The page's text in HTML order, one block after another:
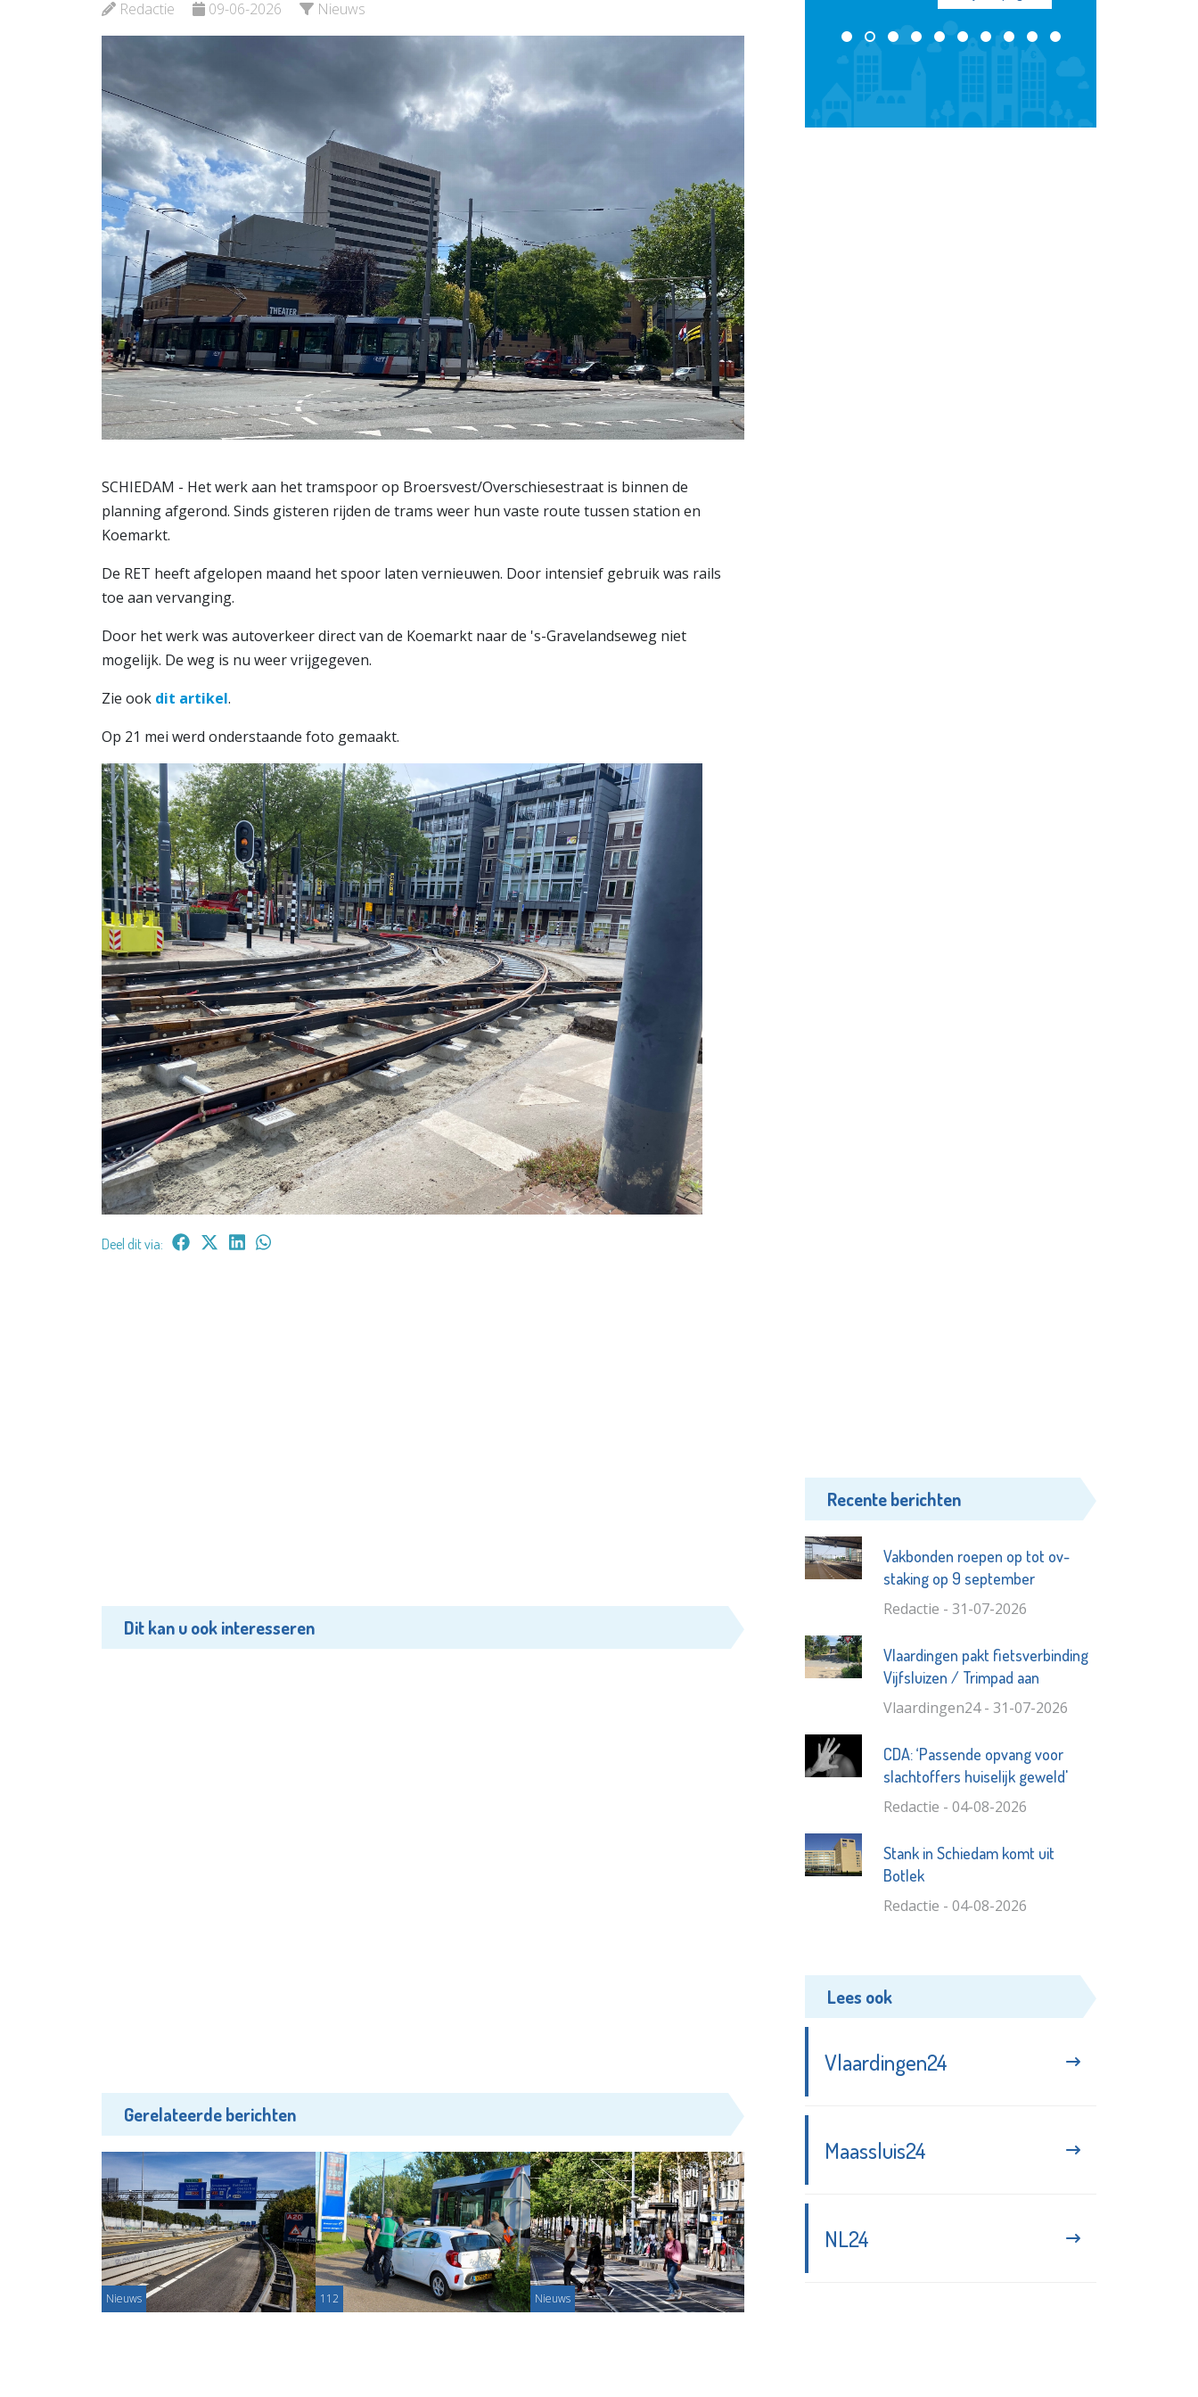
Redactie 09-06-2026 Nieuws
SCHIEDAM - Het werk aan het tramspoor op Broersvest/Overschiesestraat is binnen de
planning afgerond. Sinds gisteren rijden de trams weer hun vaste route tussen station en
Koemarkt.
De RET heeft afgelopen maand het spoor laten vernieuwen. Door intensief gebruik was rails
toe aan vervanging.
Door het werk was autoverkeer direct van de Koemarkt naar de 's-Gravelandseweg niet
mogelijk. De weg is nu weer vrijgegeven.
Zie ook dit artikel.
Op 21 mei werd onderstaande foto gemaakt.
Deel dit via:
Dit kan u ook interesseren
Gerelateerde berichten
Nieuws 112 Nieuws
Bekijk de pagina
Recente berichten
Vakbonden roepen op tot ov-
staking op 9 september
Redactie - 31-07-2026
Vlaardingen pakt fietsverbinding
Vijfsluizen / Trimpad aan
Vlaardingen24 - 31-07-2026
CDA: ‘Passende opvang voor
slachtoffers huiselijk geweld'
Redactie - 04-08-2026
Stank in Schiedam komt uit
Botlek
Redactie - 04-08-2026
Lees ook
Vlaardingen24
Maassluis24
NL24